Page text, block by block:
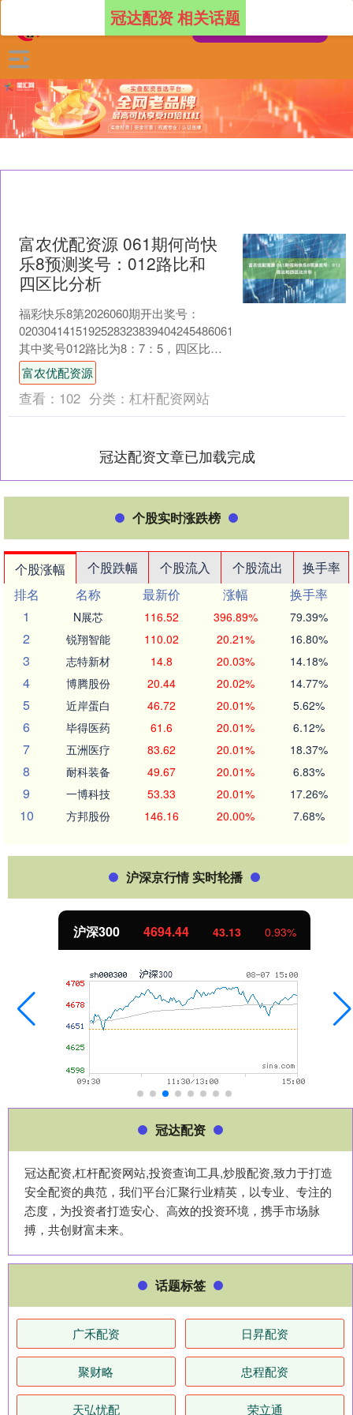
冠达配资 相关话题
富农优配资源 061期何尚快
乐8预测奖号：012路比和
四区比分析
福彩快乐8第2026060期开出奖号：
0203041415192528323839404245486061636567，
其中奖号012路比为8：7：5，四区比
为....
富农优配资源
查看： 102 分类： 杠杆配资网站
冠达配资文章已加载完成
个股实时涨跌榜
个股涨幅 个股跌幅 个股流入 个股流出
换手率
排名
名称 最新价 涨幅
换手率
1
N展芯 116.52 396.89% 79.39%
2 锐翔智能 110.02 20.21% 16.80%
3 志特新材 14.8 20.03% 14.18%
4 博腾股份 20.44 20.02% 14.77%
5 近岸蛋白 46.72 20.01% 5.62%
6 毕得医药 61.6 20.01% 6.12%
7 五洲医疗 83.62 20.01% 18.37%
8 耐科装备 49.67 20.01% 6.83%
9 一博科技 53.33 20.01% 17.26%
10 方邦股份 146.16 20.00% 7.68%
沪深京行情 实时轮播
北证50 1134.24 11.37
冠达配资
冠达配资,杠杆配资网站,投资查询工具,炒股配资,致力于打造
安全配资的典范，我们平台汇聚行业精英，以专业、专注的
态度，为投资者打造安心、高效的投资环境，携手市场脉
搏，共创财富未来。
话题标签
广禾配资 日昇配资
聚财略 忠程配资
天弘忧配 荣立通